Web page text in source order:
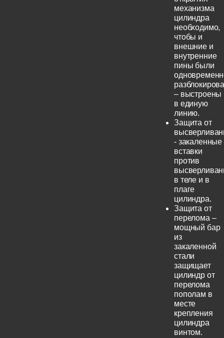
механизма
цилиндра
необходимо,
чтобы и
внешние и
внутренние
пины были
– выстроены
в единую
линию.
Защита от
- закаленные
вставки
против
в теле и в
плаге
цилиндра.
Защита от
перелома –
мощный бар
из
закаленной
стали
защищает
цилиндр от
перелома
пополам в
месте
крепления
цилиндра
винтом.